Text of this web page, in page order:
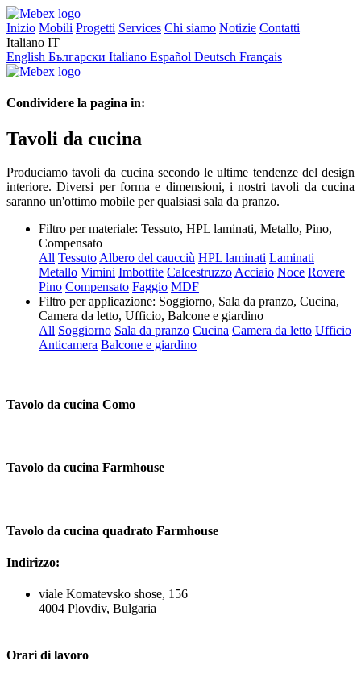
Inizio Mobili Progetti Services Chi siamo Notizie Contatti
Italiano IT
English Български Italiano Español Deutsch Français
Condividere la pagina in:
Tavoli da cucina
Produciamo tavoli da cucina secondo le ultime tendenze del design
interiore. Diversi per forma e dimensioni, i nostri tavoli da cucina
saranno un'ottimo mobile per qualsiasi sala da pranzo.
Filtro per materiale: Tessuto, HPL laminati, Metallo, Pino,
Compensato
All TessutoAlbero del caucciù HPL laminati Laminati
Metallo Vimini Imbottite CalcestruzzoAcciaio Noce Rovere
Pino Compensato Faggio MDF
Filtro per applicazione: Soggiorno, Sala da pranzo, Cucina,
Camera da letto, Ufficio, Balcone e giardino
All Soggiorno Sala da pranzo Cucina Camera da letto Ufficio
Anticamera Balcone e giardino
Tavolo da cucina Como
Tavolo da cucina Farmhouse
Tavolo da cucina quadrato Farmhouse
Indirizzo:
viale Komatevsko shose, 156
4004 Plovdiv, Bulgaria
Orari di lavoro